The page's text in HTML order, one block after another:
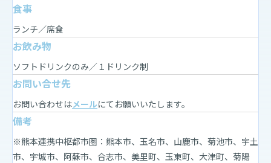
食事
ランチ／席食
お飲み物
ソフトドリンクのみ／１ドリンク制
お問い合せ先
お問い合わせはメールにてお願いいたします。
備考
※熊本連携中枢都市圏：熊本市、玉名市、山鹿市、菊池市、宇土
市、宇城市、阿蘇市、合志市、美里町、玉東町、大津町、菊陽